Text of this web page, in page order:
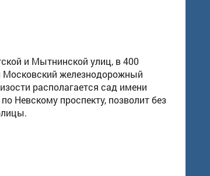
и Мытнинской улиц, в 400
Московский железнодорожный
располагается сад имени
Невскому проспекту, позволит без